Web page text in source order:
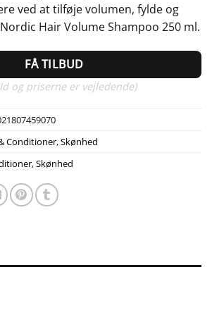
ved at tilføje volumen, fylde og
Hair Volume Shampoo 250 ml.
FÅ TILBUD
og priserne er vejledende)
Conditioner,Skønhed
,Skønhed